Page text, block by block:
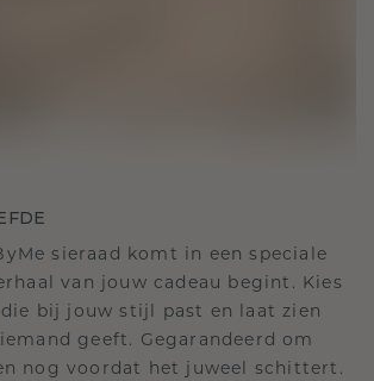
sieraad komt in een speciale
van jouw cadeau begint. Kies
bij jouw stijl past en laat zien
geeft. Gegarandeerd om
nog voordat het juweel schittert.